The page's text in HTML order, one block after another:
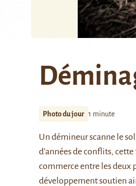
Photo du jour 1 minute
Un démineur scanne le
d’années de conflits,
commerce entre les deux
développement soutien